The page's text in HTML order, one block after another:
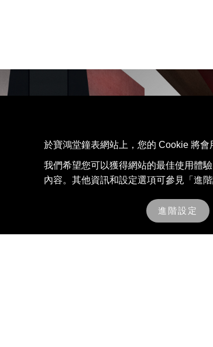
於寶鴻堂鐘表網站上，您的 Cookie 將會
我們希望您可以獲得網站的最佳使⽤體
內容。其他資訊和設定選項可參見「進
進階設定